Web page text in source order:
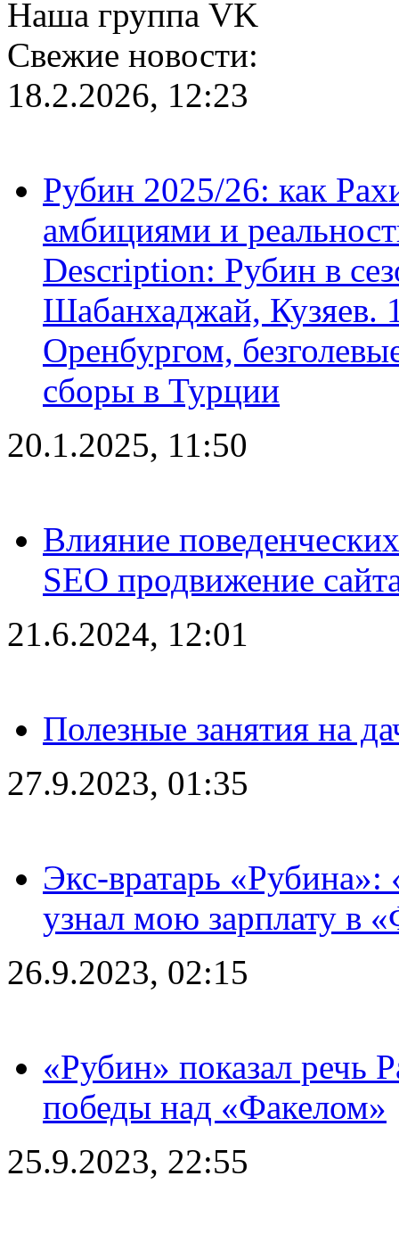
Наша группа VK
Свежие новости:
18.2.2026, 12:23
Рубин 2025/26: как
амбициями и
Description: Рубин в
Шабанхаджай, Кузяев.
Оренбургом,
сборы в Турции
20.1.2025, 11:50
Влияние
SEO продвижение
21.6.2024, 12:01
Полезные занятия на
27.9.2023, 01:35
Экс-вратарь «Рубина»:
узнал мою зарплату в
26.9.2023, 02:15
«Рубин» показал речь
победы над «Факелом»
25.9.2023, 22:55